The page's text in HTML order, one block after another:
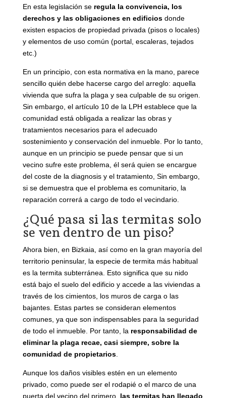
En esta legislación se regula la convivencia, los
derechos y las obligaciones en edificiosdonde
existen espacios de propiedad privada (pisos o locales)
y elementos de uso común (portal, escaleras, tejados
etc.)
En un principio, con esta normativa en la mano, parece
sencillo quién debe hacerse cargo del arreglo: aquella
vivienda que sufra la plaga y sea culpable de su origen.
Sin embargo, el artículo 10 de la LPH establece que la
comunidad está obligada a realizar las obras y
tratamientos necesarios para el adecuado
sostenimiento y conservación del inmueble. Por lo tanto,
aunque en un principio se puede pensar que si un
vecino sufre este problema, él será quien se encargue
del coste de la diagnosis y el tratamiento, Sin embargo,
si se demuestra que el problema es comunitario, la
reparación correrá a cargo de todo el vecindario.
¿Qué pasa si las termitas solo
se ven dentro de un piso?
Ahora bien, en Bizkaia, así como en la gran mayoría del
territorio peninsular, la especie de termita más habitual
es la termita subterránea. Esto significa que su nido
está bajo el suelo del edificio y accede a las viviendas a
través de los cimientos, los muros de carga o las
bajantes. Estas partes se consideran elementos
comunes, ya que son indispensables para la seguridad
de todo el inmueble. Por tanto, la responsabilidad de
eliminar la plaga recae, casi siempre, sobre la
comunidad de propietarios.
Aunque los daños visibles estén en un elemento
privado, como puede ser el rodapié o el marco de una
puerta del vecino del primero, las termitas han llegado